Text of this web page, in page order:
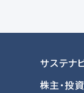
サステナ
株主・投